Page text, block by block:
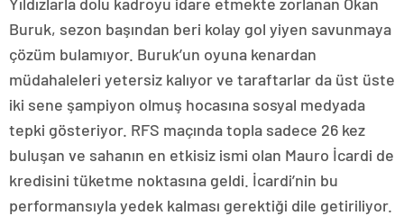
Buruk, sezon başından beri kolay gol yiyen savunmaya
çözüm bulamıyor. Buruk’un oyuna kenardan
müdahaleleri yetersiz kalıyor ve taraftarlar da üst üste
iki sene şampiyon olmuş hocasına sosyal medyada
tepki gösteriyor. RFS maçında topla sadece 26 kez
buluşan ve sahanın en etkisiz ismi olan Mauro İcardi de
kredisini tüketme noktasına geldi. İcardi’nin bu
performansıyla yedek kalması gerektiği dile getiriliyor.